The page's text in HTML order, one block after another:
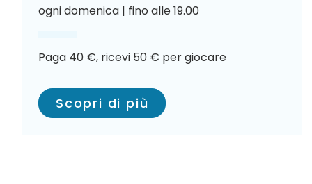
ogni domenica | fino alle 19.00
Paga 40 €, ricevi 50 € per giocare
Scopri di più